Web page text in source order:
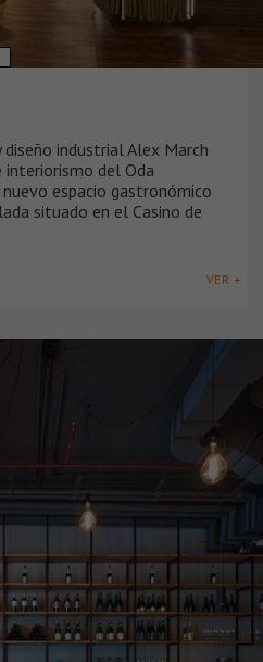
industrial Alex March
del Oda
espacio gastronómico
situado en el Casino de
VER +